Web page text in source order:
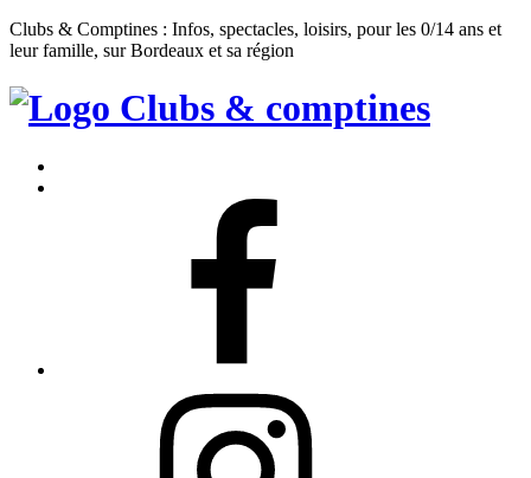
Clubs & Comptines : Infos, spectacles, loisirs, pour les 0/14 ans et
leur famille, sur Bordeaux et sa région
Clubs
Comptines